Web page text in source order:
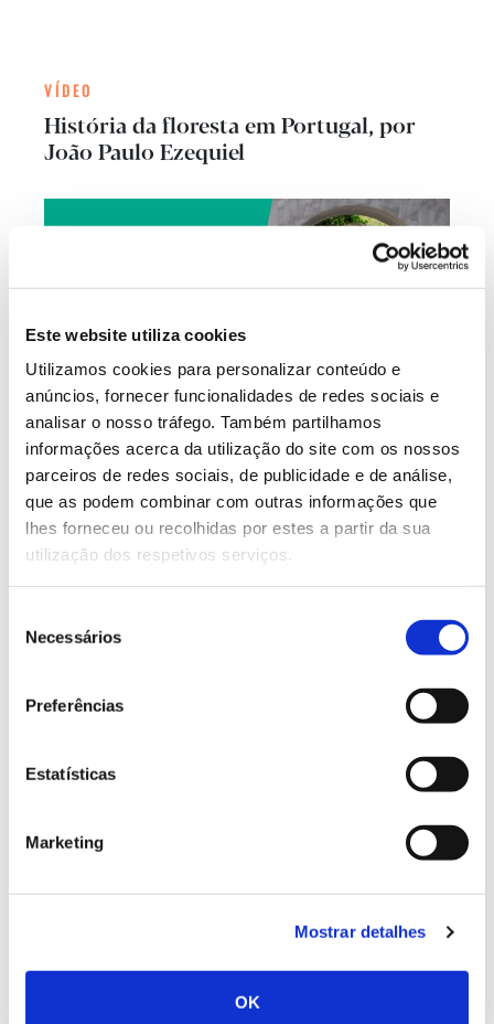
Este website utiliza cookies
Utilizamos cookies para personalizar conteúdo e
anúncios, fornecer funcionalidades de redes sociais e
analisar o nosso tráfego. Também partilhamos
informações acerca da utilização do site com os nossos
parceiros de redes sociais, de publicidade e de análise,
que as podem combinar com outras informações que
lhes forneceu ou recolhidas por estes a partir da sua
utilização dos respetivos serviços.
Necessários
Preferências
Estatísticas
Marketing
Mostrar detalhes
OK
VÍDEO
História da floresta em Portugal, por
João Paulo Ezequiel
Após a expansão natural das áreas verdes que
sucedeu o último período glaciar, a história da
floresta em Portugal é marcada por flutuações na
dimensão da área florestal e por vagas de introdução
tempo e o que motivou estas transformações.
O papel dos micróbios do solo, por